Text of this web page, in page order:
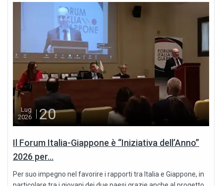
Lug
2026
20
Il Forum Italia-Giappone è “Iniziativa dell’Anno”
2026 per...
Per suo impegno nel favorire i rapporti tra Italia e Giappone, in